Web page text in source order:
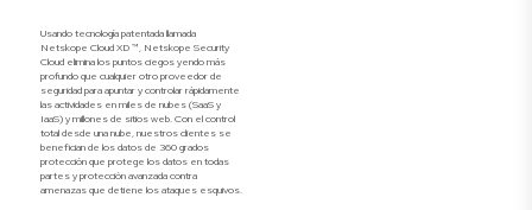
Usando tecnología patentada llamada
Netskope Cloud XD ™, Netskope Security
Cloud elimina los puntos ciegos yendo más
profundo que cualquier otro proveedor de
seguridad para apuntar y controlar rápidamente
las actividades en miles de nubes (SaaS y
IaaS) y millones de sitios web. Con el control
total desde una nube, nuestros clientes se
benefician de los datos de 360 grados
protección que protege los datos en todas
partes y protección avanzada contra
amenazas que detiene los ataques esquivos.